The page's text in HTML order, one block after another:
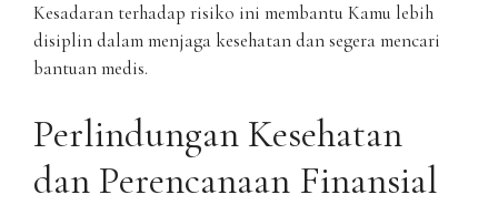
Kesadaran terhadap risiko ini membantu Kamu lebih
disiplin dalam menjaga kesehatan dan segera mencari
bantuan medis.
Perlindungan Kesehatan
dan Perencanaan Finansial